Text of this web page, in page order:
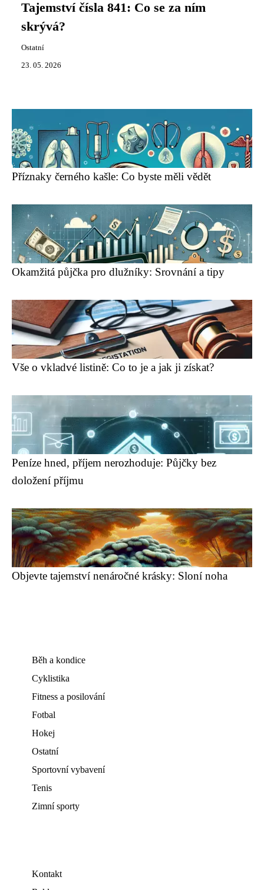
Tajemství čísla 841: Co se za ním
skrývá?
Ostatní
23. 05. 2026
Příznaky černého kašle: Co byste měli vědět
Okamžitá půjčka pro dlužníky: Srovnání a tipy
Vše o vkladvé listině: Co to je a jak ji získat?
Peníze hned, příjem nerozhoduje: Půjčky bez
doložení příjmu
Objevte tajemství nenáročné krásky: Sloní noha
Běh a kondice
Cyklistika
Fitness a posilování
Fotbal
Hokej
Ostatní
Sportovní vybavení
Tenis
Zimní sporty
Kontakt